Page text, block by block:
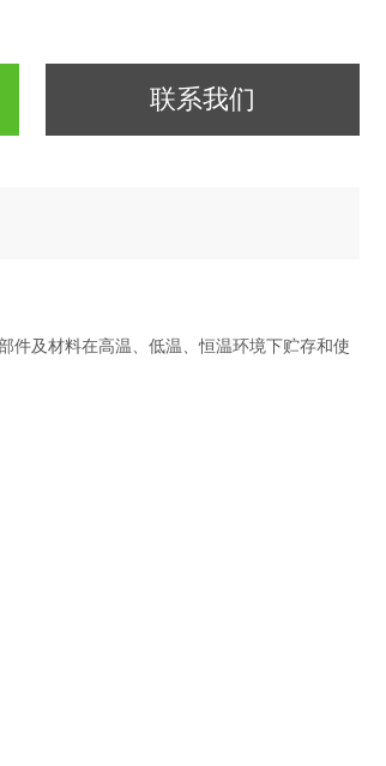
联系我们
件及材料在高温、低温、恒温环境下贮存和使